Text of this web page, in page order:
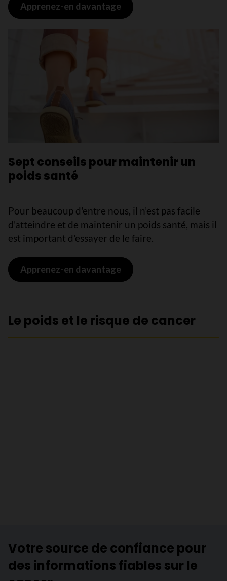
Apprenez-en davantage
Sept conseils pour maintenir un
poids santé
Pour beaucoup d'entre nous, il n’est pas facile
d'atteindre et de maintenir un poids santé, mais il
est important d'essayer de le faire.
Apprenez-en davantage
Le poids et le risque de cancer
Votre source de confiance pour
des informations fiables sur le